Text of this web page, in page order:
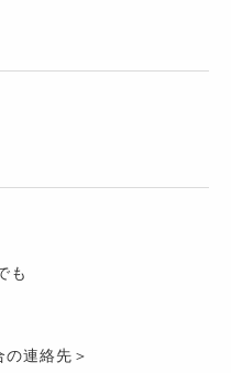
も
連絡先＞